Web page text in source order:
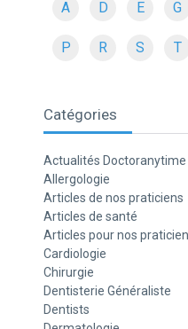
A D E G
P R S T
Catégories
Actualités Doctoranytime
Allergologie
Articles de nos praticiens
Articles de santé
Articles pour nos
Cardiologie
Chirurgie
Dentisterie Généraliste
Dentists